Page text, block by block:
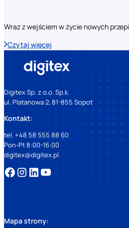
Wraz z wejściem w życie nowych
Czytaj więcej
Digitex Sp. z o.o. Sp.k.
ul. Platanowa 2, 81-855 Sopot
Kontakt:
tel. +48 58 555 88 60
Pon-Pt 8:00-16:00
digitex@digitex.pl
Mapa strony: